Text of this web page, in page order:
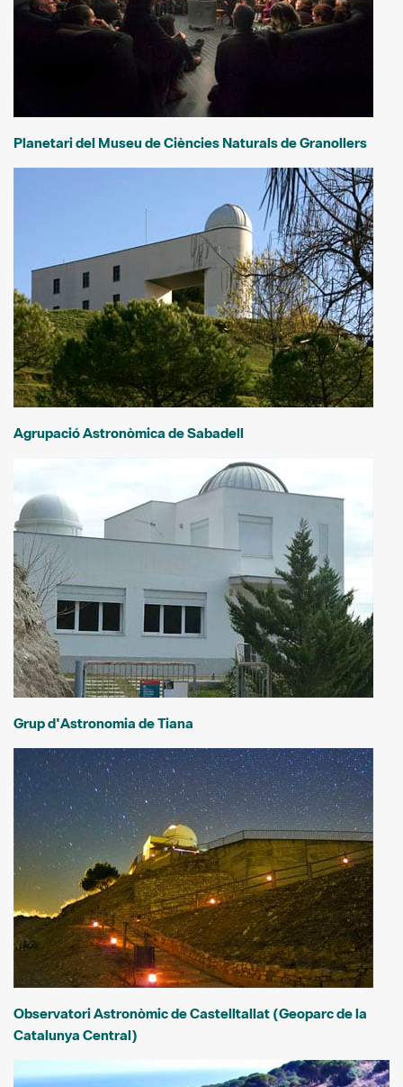
Planetari del Museu de Ciències Naturals de Granollers
Agrupació Astronòmica de Sabadell
Grup d'Astronomia de Tiana
Observatori Astronòmic de Castelltallat (Geoparc de la
Catalunya Central)